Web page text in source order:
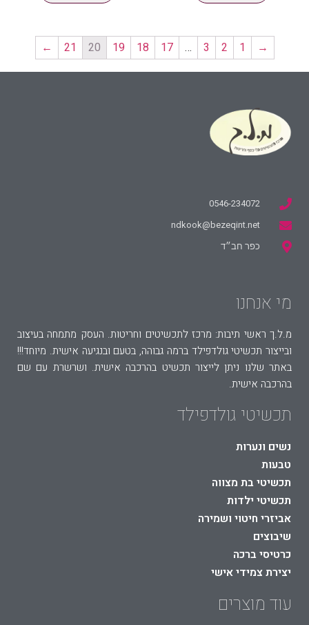
→
1
2
3
…
17
18
19
20
21
←
0546-234072
ndkook@bezeqint.net
כפר חב״ד
מי אנחנו
מ.ל.ך ראשי תיבות: מרכז לתכשיטים וחריטות. העסק מתמחה בעיצוב
ובייצור תכשיטי גולדפילד ברמה גבוהה, בטעם ובנגיעה אישית. מיוחד!!!
באתר שלנו ניתן לייצור תכשיט בהרכבה אישית. ושרשרת עם שם
בהרכבה אישית.
תכשיטי גולדפילד
נשים ונערות
טבעות
תכשיטי בת מצווה
תכשיטי ילדות
אביזרי חיטוי ושמירה
שיבוצים
כרטיסי ברכה
יצירת צמידי אישי
עוד מוצרים